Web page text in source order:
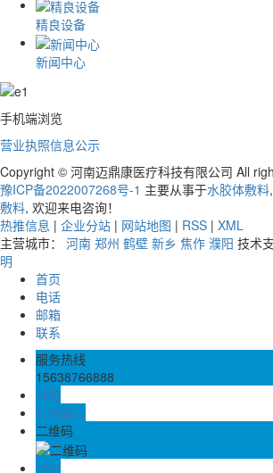
精良设备
新闻中心
手机端浏览
营业执照信息公示
Copyright © 河南迈鼎康医疗科技有限公司 All
豫ICP备2022007268号-1 主要从事于水胶体敷料,
敷料, 欢迎来电咨询！
热推信息 | 企业分站 | 网站地图 | RSS | XML
主营城市： 河南 郑州 鹤壁 新乡 焦作 濮阳 技术
明
首页
电话
邮箱
联系
服务热线
15638766888
邮箱
在线留言
二维码
TOP